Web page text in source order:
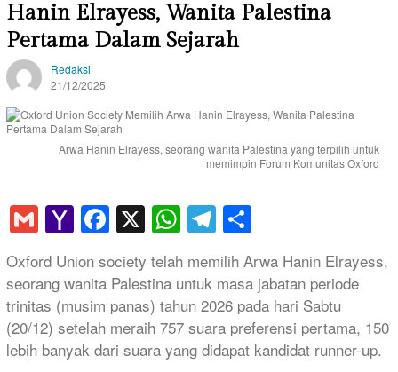
Hanin Elrayess, Wanita Palestina
Pertama Dalam Sejarah
Redaksi
21/12/2025
Arwa Hanin Elrayess, seorang wanita Palestina yang terpilih untuk
memimpin Forum Komunitas Oxford
GmailYahoo
Mail
Facebook
X WhatsApp
Telegram
Oxford Union society telah memilih Arwa Hanin Elrayess,
seorang wanita Palestina untuk masa jabatan periode
trinitas (musim panas) tahun 2026 pada hari Sabtu
(20/12) setelah meraih 757 suara preferensi pertama, 150
lebih banyak dari suara yang didapat kandidat runner-up.